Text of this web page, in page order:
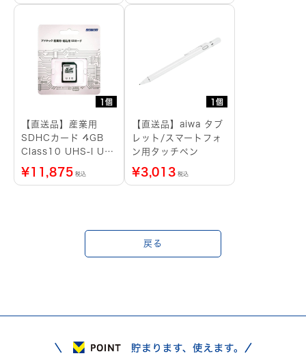
1個
【直送品】産業用
SDHCカード 4GB
Class10 UHS-I U1
SLC ブリスターパッ
ケージ
¥11,875 税込
1個
【直送品】aiwa タブ
レット/スマートフォ
ン用タッチペン
¥3,013 税込
戻る